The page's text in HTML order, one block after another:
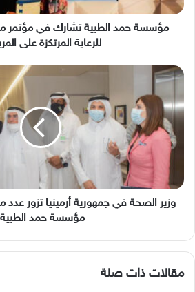
الدولية
للرعاية
المريض
مؤسسة حمد الطبية تشارك في مؤتمر
للرعاية المرتكزة على
وزير
في
جمهورية
أرمينيا تزور
عدد
المرافق
الصحية
في
الطبية
وزير الصحة في جمهورية أرمينيا تزور
مؤسسة حمد الطبية
مقالات ذات صلة